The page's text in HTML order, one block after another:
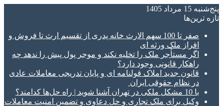
پنج‌شنبه 15 مرداد 1405
تازه‌ ترین‌ها
صفر تا 100 سهم الارث خانه پدری از تقسیم ارث تا فروش و
افراز ملک ورثه ای
اگر مستأجر ملک را تخلیه نکند و موجر پول پیش را ندهد چه
راهکار قانونی وجود دارد؟
قانون جدید املاک قولنامه ای و پایان تدریجی معاملات عادی
در نظام حقوقی ایران
با 10 مشکل ملکی در تهران آشنا شوید | راه حل‌ها کدامند؟
وکیل برای ملک تجاری و حل دعاوی و تضمین امنیت معاملات